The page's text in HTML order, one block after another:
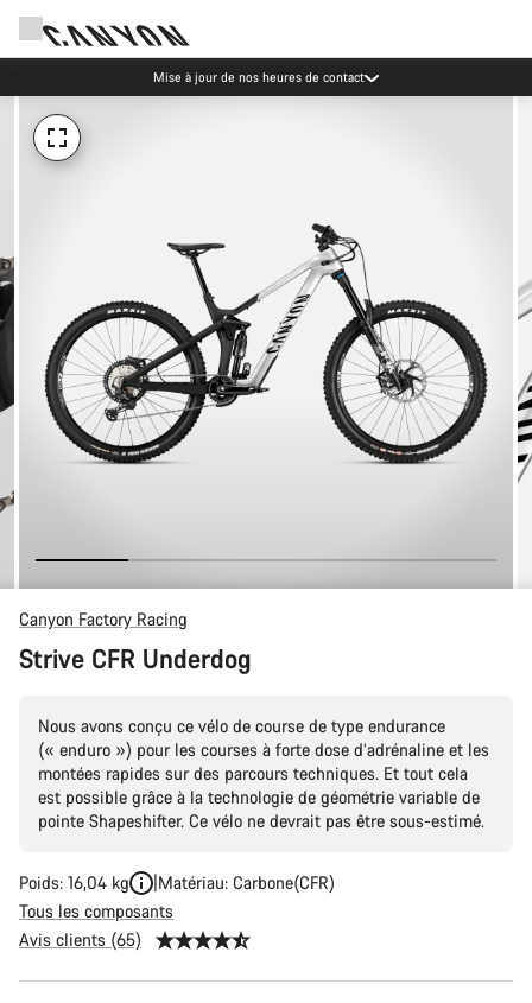
Mise à jour de nos heures de contact
Canyon Factory Racing
Strive CFR Underdog
Nous avons conçu ce vélo de course de type endurance
(« enduro ») pour les courses à forte dose d’adrénaline et les
montées rapides sur des parcours techniques. Et tout cela
est possible grâce à la technologie de géométrie variable de
pointe Shapeshifter. Ce vélo ne devrait pas être sous-estimé.
Poids: 16,04 kg
Matériau: Carbone(CFR)
Tous les composants
Avis clients (65)